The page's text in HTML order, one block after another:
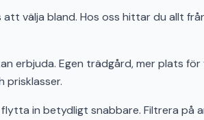
välja bland. Hos oss hittar du allt
erbjuda. Egen trädgård, mer plats för
prisklasser.
in betydligt snabbare. Filtrera på